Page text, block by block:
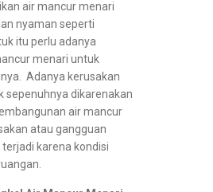
air mancur menari
nyaman seperti
itu perlu adanya
menari untuk
Adanya kerusakan
sepenuhnya dikarenakan
air mancur
atau gangguan
karena kondisi